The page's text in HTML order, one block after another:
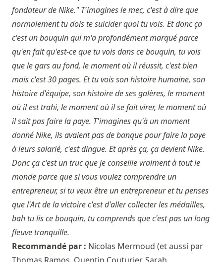
fondateur de Nike." T'imagines le mec, c'est à dire que
normalement tu dois te suicider quoi tu vois. Et donc ça
c'est un bouquin qui m'a profondément marqué parce
qu'en fait qu'est-ce que tu vois dans ce bouquin, tu vois
que le gars au fond, le moment où il réussit, c'est bien
mais c'est 30 pages. Et tu vois son histoire humaine, son
histoire d'équipe, son histoire de ses galères, le moment
où il est trahi, le moment où il se fait virer, le moment où
il sait pas faire la paye. T'imagines qu'à un moment
donné Nike, ils avaient pas de banque pour faire la paye
à leurs salarié, c'est dingue. Et après ça, ça devient Nike.
Donc ça c'est un truc que je conseille vraiment à tout le
monde parce que si vous voulez comprendre un
entrepreneur, si tu veux être un entrepreneur et tu penses
que l'Art de la victoire c'est d'aller collecter les médailles,
bah tu lis ce bouquin, tu comprends que c'est pas un long
fleuve tranquille.
Recommandé par : Nicolas Mermoud (et aussi par